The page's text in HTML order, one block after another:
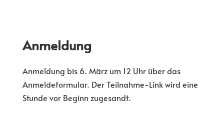
Anmeldung
Anmeldung bis 6. März um 12 Uhr über das
Anmeldeformular. Der Teilnahme-Link wird eine
Stunde vor Beginn zugesandt.